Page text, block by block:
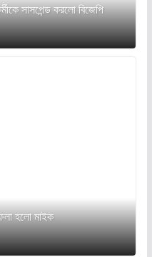
সাসপেন্ড করলো বিজেপি
হলো মাইক